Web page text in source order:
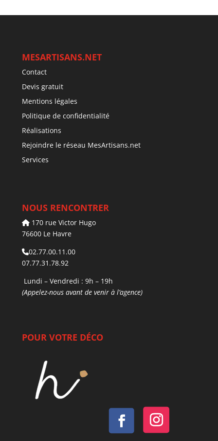
MESARTISANS.NET
Contact
Devis gratuit
Mentions légales
Politique de confidentialité
Réalisations
Rejoindre le réseau MesArtisans.net
Services
NOUS RENCONTRER
170 rue Victor Hugo
76600 Le Havre
02.77.00.11.00
07.77.31.78.92
Lundi – Vendredi : 9h – 19h
(Appelez-nous avant de venir à l’agence)
POUR VOTRE DÉCO